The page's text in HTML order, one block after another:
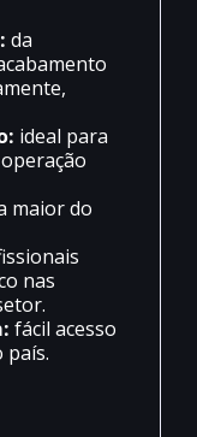
da
ideal para
maior do
nas
fácil acesso
país.